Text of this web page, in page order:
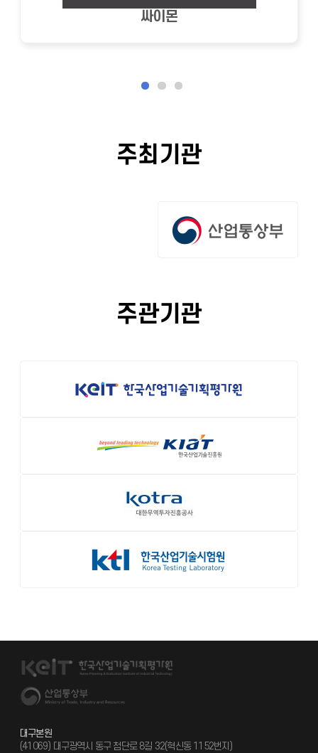
싸이몬
주최기관
주관기관
대구본원
(41069) 대구광역시 동구 첨단로 8길 32(혁신동 1152번지)